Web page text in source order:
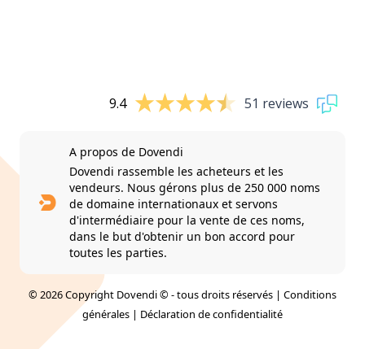
9.4 51 reviews
A propos de Dovendi
Dovendi rassemble les acheteurs et les
vendeurs. Nous gérons plus de 250 000 noms
de domaine internationaux et servons
d'intermédiaire pour la vente de ces noms,
dans le but d'obtenir un bon accord pour
toutes les parties.
© 2026 Copyright Dovendi © - tous droits réservés | Conditions
générales | Déclaration de confidentialité